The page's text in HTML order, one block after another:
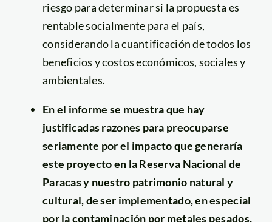
riesgo para determinar si la propuesta es
rentable socialmente para el país,
considerando la cuantificación de todos los
beneficios y costos económicos, sociales y
ambientales.
En el informe se muestra que hay
justificadas razones para preocuparse
seriamente por el impacto que generaría
este proyecto en la Reserva Nacional de
Paracas y nuestro patrimonio natural y
cultural, de ser implementado, en especial
por la contaminación por metales pesados.